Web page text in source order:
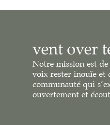
Notre mission est
voix rester inouïe et
communauté qui
ouvertement et